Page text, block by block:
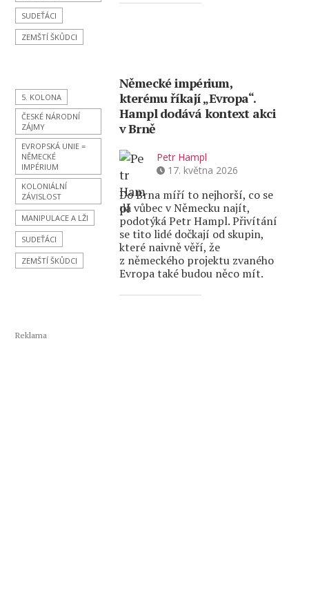
SUDEŤÁCI
ZEMŠTÍ ŠKŮDCI
5. KOLONA
ČESKÉ NÁRODNÍ
ZÁJMY
EVROPSKÁ UNIE =
NĚMECKÉ
IMPÉRIUM
KOLONIÁLNÍ
ZÁVISLOST
MANIPULACE A LŽI
SUDEŤÁCI
ZEMŠTÍ ŠKŮDCI
Německé impérium,
kterému říkají „Evropa“.
Hampl dodává kontext akci
v Brně
Petr Hampl
17. května 2026
Do Brna míří to nejhorší, co se
dá vůbec v Německu najít,
podotýká Petr Hampl. Přivítání
se tito lidé dočkají od skupin,
které naivně věří, že
z německého projektu zvaného
Evropa také budou něco mít.
Reklama